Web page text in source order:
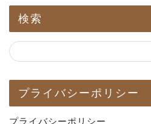
検索
プライバシーポリシー
プライバシーポリシー